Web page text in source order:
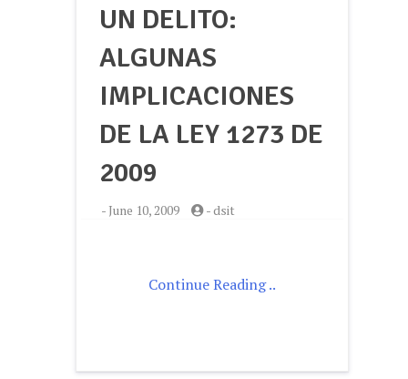
UN DELITO:
ALGUNAS
IMPLICACIONES
DE LA LEY 1273 DE
2009
- June 10, 2009 -dsit
Continue Reading ..